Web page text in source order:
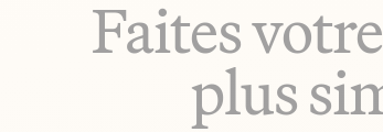
Faites
plus